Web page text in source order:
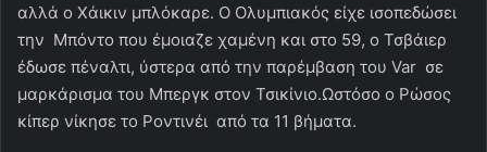
αλλά ο Χάικιν μπλόκαρε. Ο Ολυμπιακός είχε ισοπεδώσει
την Μπόντο που έμοιαζε χαμένη και στο 59, ο Τσβάιερ
έδωσε πέναλτι, ύστερα από την παρέμβαση του Var σε
μαρκάρισμα του Μπεργκ στον Τσικίνιο.Ωστόσο ο Ρώσος
κίπερ νίκησε το Ροντινέι από τα 11 βήματα.